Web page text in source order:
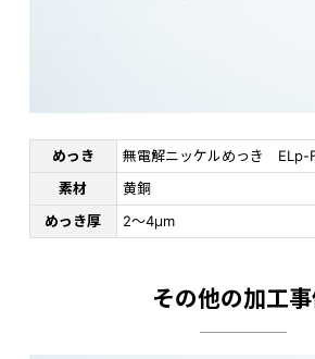
めっき
無電解ニッケルめっき
素材
黄銅
めっき厚
2～4μm
その他の加工事